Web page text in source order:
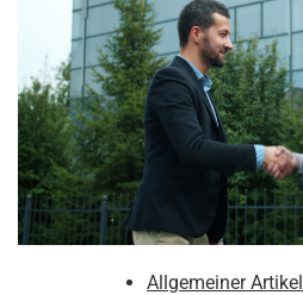
Allgemeiner Artikel